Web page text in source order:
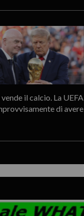
il calcio. La UEFA
di avere